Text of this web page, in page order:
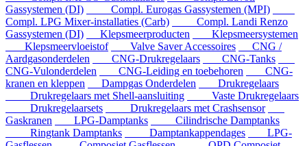
Gassystemen (DI)
Compl. Eurogas Gassystemen (MPI)
Compl. LPG Mixer-installaties (Carb)
Compl. Landi Renzo
Gassystemen (DI)
Klepsmeerproducten
Klepsmeersystemen
Klepsmeervloeistof
Valve Saver Accessoires
CNG /
Aardgasonderdelen
CNG-Drukregelaars
CNG-Tanks
CNG-Vulonderdelen
CNG-Leiding en toebehoren
CNG-
kranen en kleppen
Dampgas Onderdelen
Drukregelaars
Drukregelaars met Shell-aansluiting
Vaste Drukregelaars
Drukregelaarsets
Drukregelaars met Crashsensor
Gaskranen
LPG-Damptanks
Cilindrische Damptanks
Ringtank Damptanks
Damptankappendages
LPG-